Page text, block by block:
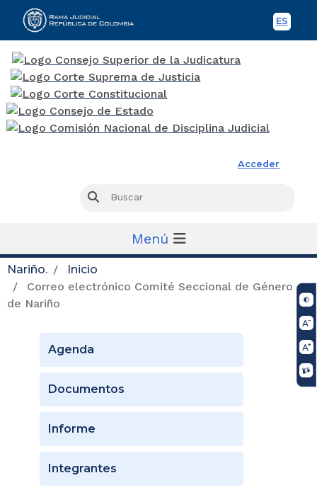
ES
Acceder
Buscar
Menú
Nariño.
Inicio
Correo electrónico Comité Seccional de Género
de Nariño
Agenda
Documentos
Informe
Integrantes